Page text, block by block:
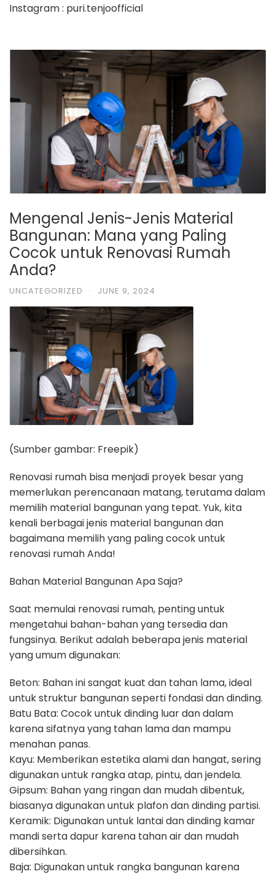
Instagram ​: puri.tenjoofficial
Mengenal Jenis-Jenis Material
Bangunan: Mana yang Paling
Cocok untuk Renovasi Rumah
Anda?
UNCATEGORIZED · JUNE 9, 2024
(Sumber gambar: Freepik)
Renovasi rumah bisa menjadi proyek besar yang
memerlukan perencanaan matang, terutama dalam
memilih material bangunan yang tepat. Yuk, kita
kenali berbagai jenis material bangunan dan
bagaimana memilih yang paling cocok untuk
renovasi rumah Anda!
Bahan Material Bangunan Apa Saja?
Saat memulai renovasi rumah, penting untuk
mengetahui bahan-bahan yang tersedia dan
fungsinya. Berikut adalah beberapa jenis material
yang umum digunakan:
Beton: Bahan ini sangat kuat dan tahan lama, ideal
untuk struktur bangunan seperti fondasi dan dinding.
Batu Bata: Cocok untuk dinding luar dan dalam
karena sifatnya yang tahan lama dan mampu
menahan panas.
Kayu: Memberikan estetika alami dan hangat, sering
digunakan untuk rangka atap, pintu, dan jendela.
Gipsum: Bahan yang ringan dan mudah dibentuk,
biasanya digunakan untuk plafon dan dinding partisi.
Keramik: Digunakan untuk lantai dan dinding kamar
mandi serta dapur karena tahan air dan mudah
dibersihkan.
Baja: Digunakan untuk rangka bangunan karena